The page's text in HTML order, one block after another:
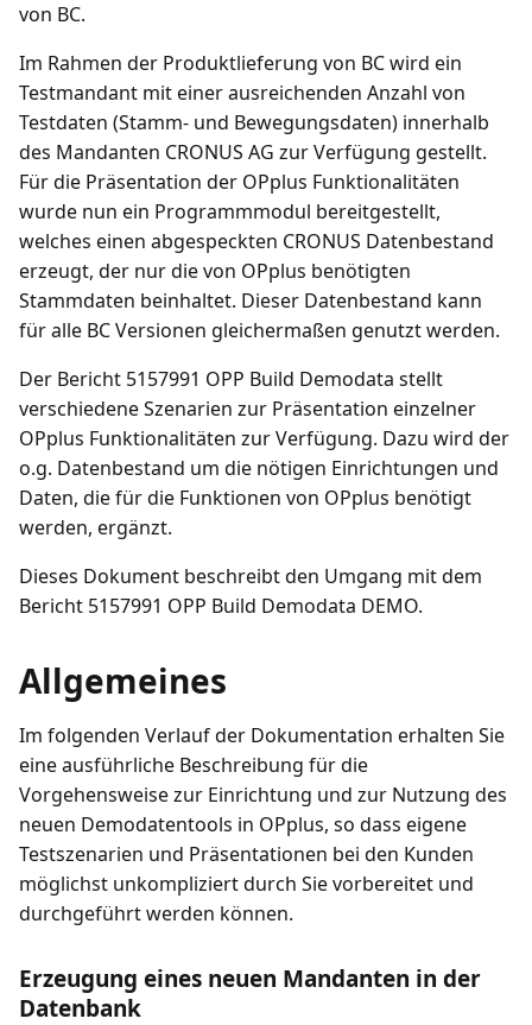
von BC.
Im Rahmen der Produktlieferung von BC wird ein
Testmandant mit einer ausreichenden Anzahl von
Testdaten (Stamm- und Bewegungsdaten) innerhalb
des Mandanten CRONUS AG zur Verfügung gestellt.
Für die Präsentation der OPplus Funktionalitäten
wurde nun ein Programmmodul bereitgestellt,
welches einen abgespeckten CRONUS Datenbestand
erzeugt, der nur die von OPplus benötigten
Stammdaten beinhaltet. Dieser Datenbestand kann
für alle BC Versionen gleichermaßen genutzt werden.
Der Bericht 5157991 OPP Build Demodata stellt
verschiedene Szenarien zur Präsentation einzelner
OPplus Funktionalitäten zur Verfügung. Dazu wird der
o.g. Datenbestand um die nötigen Einrichtungen und
Daten, die für die Funktionen von OPplus benötigt
werden, ergänzt.
Dieses Dokument beschreibt den Umgang mit dem
Bericht 5157991 OPP Build Demodata DEMO.
Allgemeines
Im folgenden Verlauf der Dokumentation erhalten Sie
eine ausführliche Beschreibung für die
Vorgehensweise zur Einrichtung und zur Nutzung des
neuen Demodatentools in OPplus, so dass eigene
Testszenarien und Präsentationen bei den Kunden
möglichst unkompliziert durch Sie vorbereitet und
durchgeführt werden können.
Erzeugung eines neuen Mandanten in der
Datenbank